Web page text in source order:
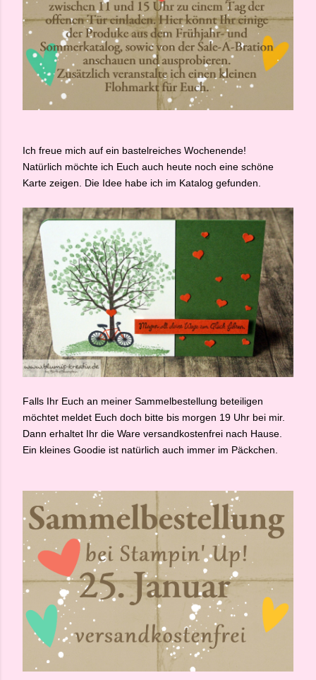
Ich freue mich auf ein bastelreiches Wochenende!
Natürlich möchte ich Euch auch heute noch eine schöne
Karte zeigen. Die Idee habe ich im Katalog gefunden.
Falls Ihr Euch an meiner Sammelbestellung beteiligen
möchtet meldet Euch doch bitte bis morgen 19 Uhr bei mir.
Dann erhaltet Ihr die Ware versandkostenfrei nach Hause.
Ein kleines Goodie ist natürlich auch immer im Päckchen.